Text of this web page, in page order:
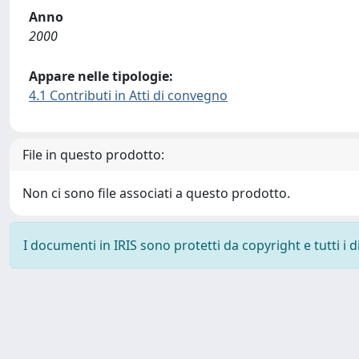
Anno
2000
Appare nelle tipologie:
4.1 Contributi in Atti di convegno
File in questo prodotto:
Non ci sono file associati a questo prodotto.
I documenti in IRIS sono protetti da copyright e tutti i